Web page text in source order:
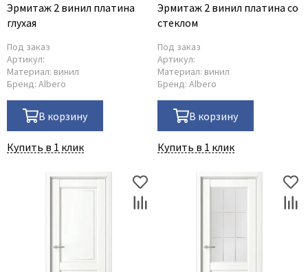
Эрмитаж 2 винил платина
глухая
Под заказ
Артикул:
Материал: винил
Бренд: Albero
В корзину
Купить в 1 клик
Эрмитаж 2 винил платина со
стеклом
Под заказ
Артикул:
Материал: винил
Бренд: Albero
В корзину
Купить в 1 клик